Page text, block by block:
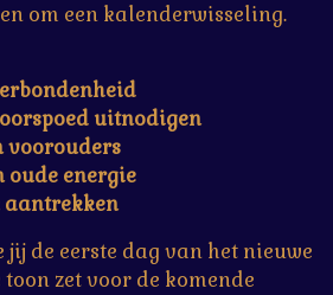
om een kalenderwisseling.
uitnodigen
voorouders
oude energie
aantrekken
jij de eerste dag van het nieuwe
zet voor de komende